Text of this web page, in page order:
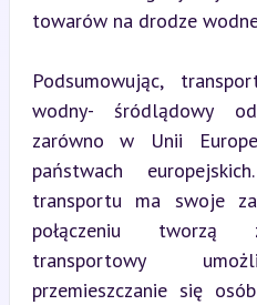
towarów na drodze
Podsumowując,
wodny- śródlądowy
zarówno w Unii
państwach
transportu ma swoje
połączeniu tworzą
transportowy
przemieszczanie się